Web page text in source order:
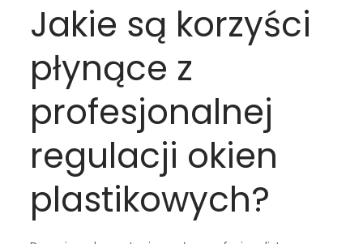
Jakie są korzyści
płynące z
profesjonalnej
regulacji okien
plastikowych?